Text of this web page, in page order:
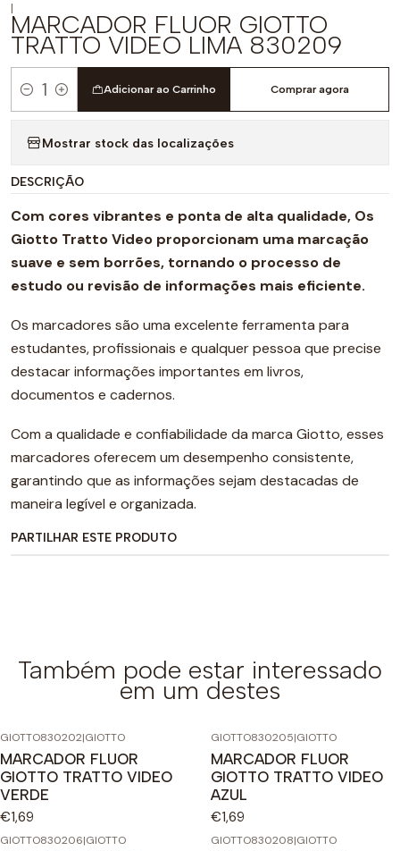
|
MARCADOR FLUOR GIOTTO
TRATTO VIDEO LIMA 830209
Quantidade
Adicionar ao Carrinho Comprar agora
Mostrar stock das localizações
DESCRIÇÃO
Com cores vibrantes e ponta de alta qualidade, Os
Giotto Tratto Video proporcionam uma marcação
suave e sem borrões, tornando o processo de
estudo ou revisão de informações mais eficiente.
Os marcadores são uma excelente ferramenta para
estudantes, profissionais e qualquer pessoa que precise
destacar informações importantes em livros,
documentos e cadernos.
Com a qualidade e confiabilidade da marca Giotto, esses
marcadores oferecem um desempenho consistente,
garantindo que as informações sejam destacadas de
maneira legível e organizada.
PARTILHAR ESTE PRODUTO
Também pode estar interessado
em um destes
GIOTTO830202|GIOTTO
MARCADOR FLUOR
GIOTTO TRATTO VIDEO
VERDE
€1,69
GIOTTO830205|GIOTTO
MARCADOR FLUOR
GIOTTO TRATTO VIDEO
AZUL
€1,69
GIOTTO830206|GIOTTO GIOTTO830208|GIOTTO